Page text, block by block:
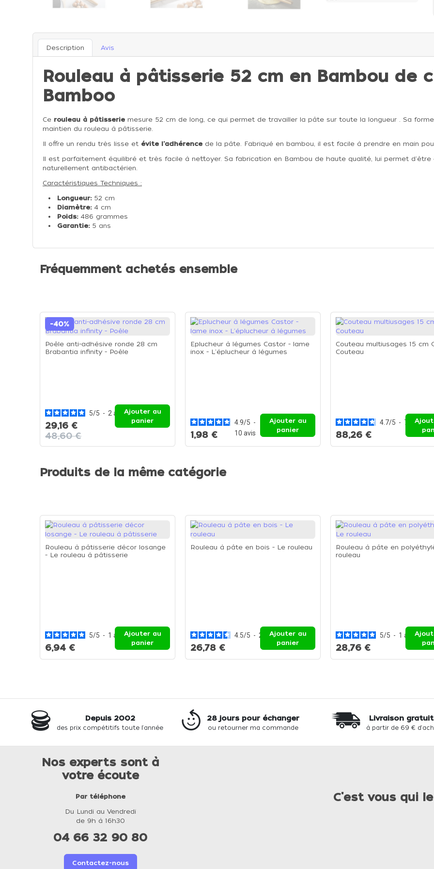
Description Avis
Rouleau à pâtisserie 52 cm en Bambou de
Bamboo
Ce rouleau à pâtisserie mesure 52 cm de long, ce qui permet de travailler la pâte sur toute la longueur . Sa
maintien du rouleau à pâtisserie.
Il offre un rendu très lisse et évite l'adhérence de la pâte. Fabriqué en bambou, il est facile à prendre en main
Il est parfaitement équilibré et très facile à nettoyer. Sa fabrication en Bambou de haute qualité, lui permet
naturellement antibactérien.
Caractéristiques Techniques :
Longueur:52 cm
Diamètre:4 cm
Poids:486 grammes
Garantie:5 ans
Fréquemment achetés ensemble
-40%
Poêle anti-adhésive ronde 28 cm
Brabantia infinity - Poêle
5/5 - 2avis
29,16 €
48,60 €
Ajouter au
panier
Eplucheur à légumes Castor - lame
inox - L'éplucheur à légumes
4.9/5 -
10 avis
1,98 €
Ajouter au
panier
Couteau multiusages 15 cm
Couteau
4.7/5 - 7 avis
88,26 €
Produits de la même catégorie
Rouleau à pâtisserie décor losange
- Le rouleau à pâtisserie
5/5 - 1 avis
6,94 €
Ajouter au
panier
Rouleau à pâte en bois - Le rouleau
4.5/5 - 2 avis
26,78 €
Ajouter au
panier
Rouleau à pâte en
rouleau
5/5 - 1 avis
28,76 €
Depuis 2002
des prix compétitifs toute l'année
28 jours pour échanger
ou retourner ma commande
Livraison
à partir de 69 €
Nos experts sont à
votre écoute
Par téléphone
Du Lundi au Vendredi
de 9h à 16h30
04 66 32 90 80
Contactez-nous
C'est vous qui